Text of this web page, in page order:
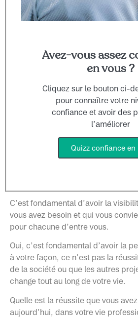
Avez-vous assez
en vous ?
Cliquez sur le bouton ci-
pour connaître votre
confiance et avoir des
l’améliorer
Quizz confiance en
C’est fondamental d’avoir la
vous avez besoin et qui vous
pour chacune d’entre vous.
Oui, c’est fondamental d’avoir la
à votre façon, ce n’est pas la
de la société ou que les autres
change tout au long de votre vie.
Quelle est la réussite que vous
aujourd’hui, dans votre vie